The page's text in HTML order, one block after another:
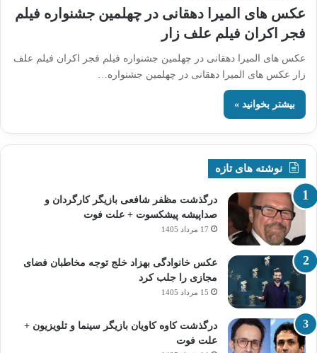
عکس های المیرا دهقانی در چهلمین جشنواره فیلم
فجر اکران فیلم علف زار
عکس های المیرا دهقانی در چهلمین جشنواره فیلم فجر اکران فیلم علف
زار عکس های المیرا دهقانی در چهلمین جشنواره…
بیشتر بخوانید »
نوشته های تازه
درگذشت مظفر شافعی بازیگر کارگردان و
صداپیشه پیشکسوت + علت فوت
17 مرداد 1405
عکس خانوادگی بهزاد خلج توجه مخاطبان فضای
مجازی را جلب کرد
15 مرداد 1405
درگذشت کاوه کاویان بازیگر سینما و تلویزیون +
علت فوت